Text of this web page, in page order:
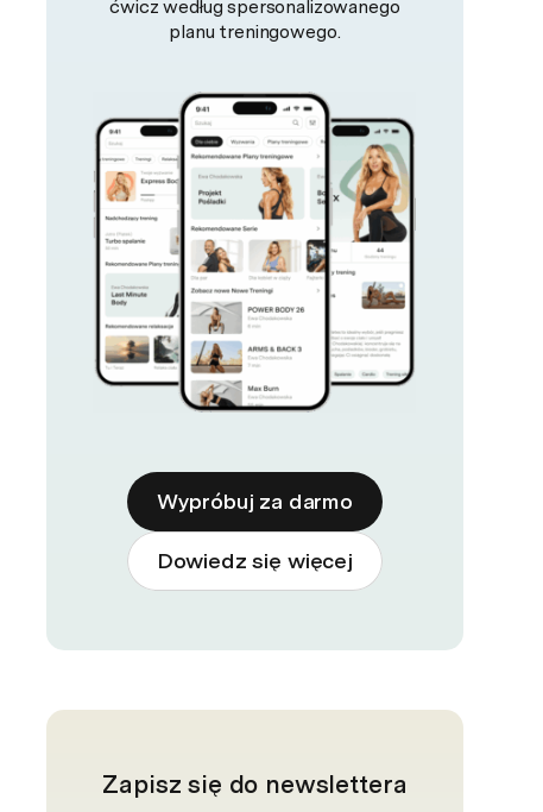
ćwicz według spersonalizowanego
planu treningowego.
Wypróbuj za darmo
Dowiedz się więcej
Zapisz się do newslettera